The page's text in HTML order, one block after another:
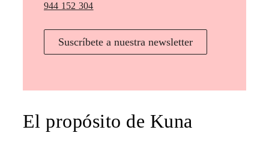
944 152 304
Suscríbete a nuestra newsletter
El propósito de Kuna